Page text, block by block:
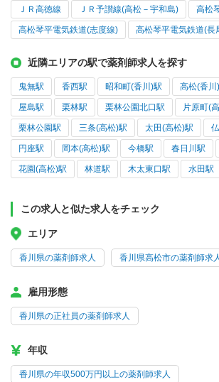
ＪＲ高徳線 ＪＲ予讃線(高松－宇和島) 高松
高松琴平電気鉄道(志度線) 高松琴平電気鉄道(長
近隣エリアの駅で薬剤師求人を探す
鬼無駅 香西駅 昭和町(香川)駅 高松(香川
屋島駅 栗林駅 栗林公園北口駅 片原町(
栗林公園駅 三条(高松)駅 太田(高松)駅
円座駅 岡本(高松)駅 今橋駅 春日川駅
花園(高松)駅 林道駅 木太東口駅 水田駅
この求人と似た求人をチェック
エリア
香川県の薬剤師求人 香川県高松市の薬剤師求
雇用形態
香川県の正社員の薬剤師求人
年収
香川県の年収500万円以上の薬剤師求人